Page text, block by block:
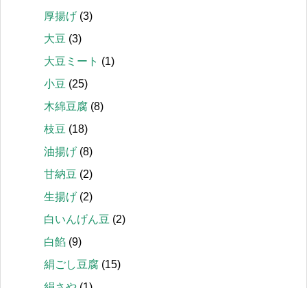
厚揚げ (3)
大豆 (3)
大豆ミート (1)
小豆 (25)
木綿豆腐 (8)
枝豆 (18)
油揚げ (8)
甘納豆 (2)
生揚げ (2)
白いんげん豆 (2)
白餡 (9)
絹ごし豆腐 (15)